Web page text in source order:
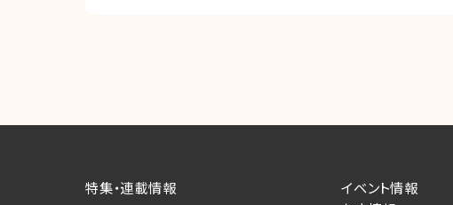
特集・連載情報
イベント情報